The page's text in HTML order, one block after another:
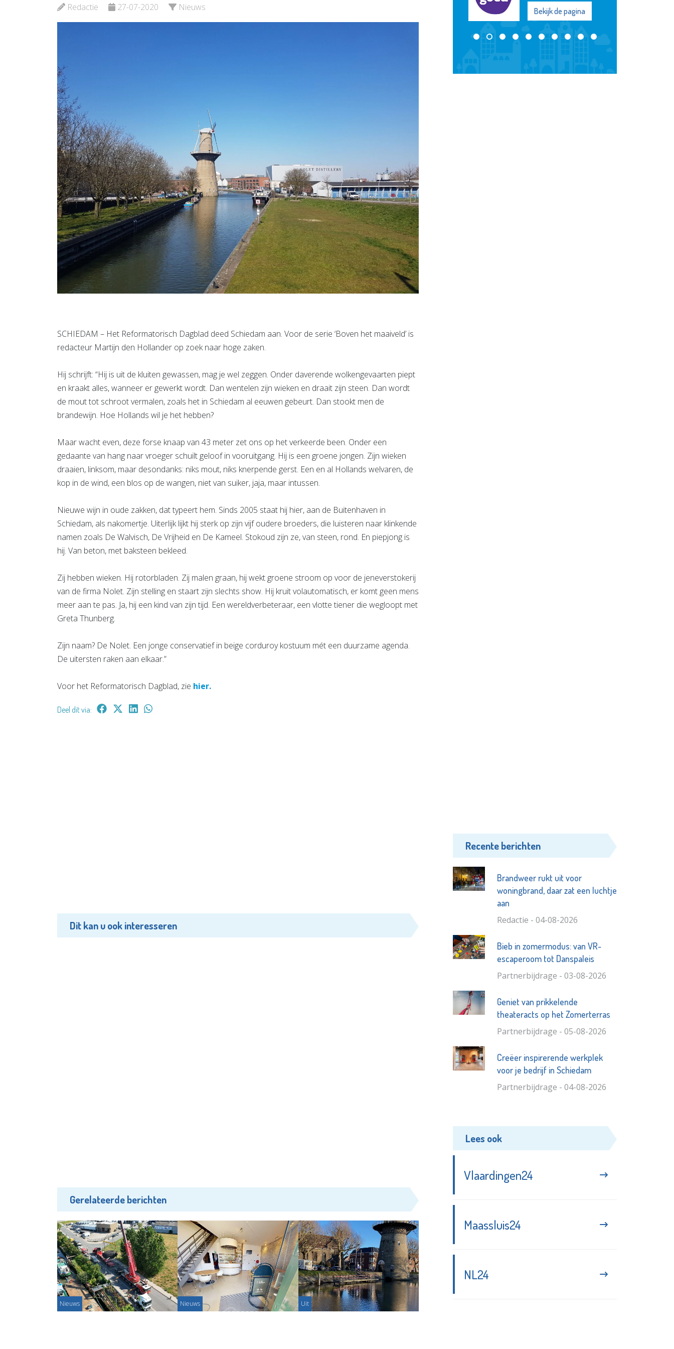
Redactie 27-07-2020 Nieuws
SCHIEDAM – Het Reformatorisch Dagblad deed Schiedam aan. Voor de serie ‘Boven het maaiveld’ is
redacteur Martijn den Hollander op zoek naar hoge zaken.
Hij schrijft: “Hij is uit de kluiten gewassen, mag je wel zeggen. Onder daverende wolkengevaarten piept
en kraakt alles, wanneer er gewerkt wordt. Dan wentelen zijn wieken en draait zijn steen. Dan wordt
de mout tot schroot vermalen, zoals het in Schiedam al eeuwen gebeurt. Dan stookt men de
brandewijn. Hoe Hollands wil je het hebben?
Maar wacht even, deze forse knaap van 43 meter zet ons op het verkeerde been. Onder een
gedaante van hang naar vroeger schuilt geloof in vooruitgang. Hij is een groene jongen. Zijn wieken
draaien, linksom, maar desondanks: niks mout, niks knerpende gerst. Een en al Hollands welvaren, de
kop in de wind, een blos op de wangen, niet van suiker, jaja, maar intussen.
Nieuwe wijn in oude zakken, dat typeert hem. Sinds 2005 staat hij hier, aan de Buitenhaven in
Schiedam, als nakomertje. Uiterlijk lijkt hij sterk op zijn vijf oudere broeders, die luisteren naar klinkende
namen zoals De Walvisch, De Vrijheid en De Kameel. Stokoud zijn ze, van steen, rond. En piepjong is
hij. Van beton, met baksteen bekleed.
Zij hebben wieken. Hij rotorbladen. Zij malen graan, hij wekt groene stroom op voor de jeneverstokerij
van de firma Nolet. Zijn stelling en staart zijn slechts show. Hij kruit volautomatisch, er komt geen mens
meer aan te pas. Ja, hij een kind van zijn tijd. Een wereldverbeteraar, een vlotte tiener die wegloopt met
Greta Thunberg.
Zijn naam? De Nolet. Een jonge conservatief in beige corduroy kostuum mét een duurzame agenda.
De uitersten raken aan elkaar.”
Voor het Reformatorisch Dagblad, zie hier.
Deel dit via:
Dit kan u ook interesseren
Gerelateerde berichten
Nieuws Nieuws Uit
Bekijk de pagina Bekijk de pagina Bekijk de pagina
Recente berichten
Brandweer rukt uit voor
woningbrand, daar zat een luchtje
aan
Redactie - 04-08-2026
Bieb in zomermodus: van VR-
escaperoom tot Danspaleis
Partnerbijdrage - 03-08-2026
Geniet van prikkelende
theateracts op het Zomerterras
Partnerbijdrage - 05-08-2026
Creëer inspirerende werkplek
voor je bedrijf in Schiedam
Partnerbijdrage - 04-08-2026
Lees ook
Vlaardingen24
Maassluis24
NL24